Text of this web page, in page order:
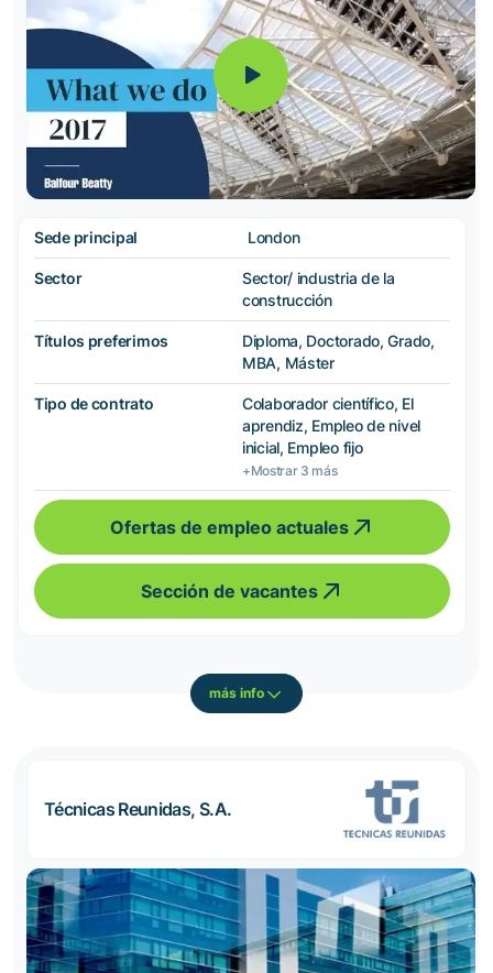
Sede principal London
Sector
Sector/ industria de la
construcción
Títulos preferimos
Diploma, Doctorado, Grado,
MBA, Máster
Tipo de contrato
Colaborador científico, El
aprendiz, Empleo de nivel
inicial, Empleo fijo
+Mostrar 3 más
Ofertas de empleo actuales
Sección de vacantes
más info
Técnicas Reunidas, S.A.